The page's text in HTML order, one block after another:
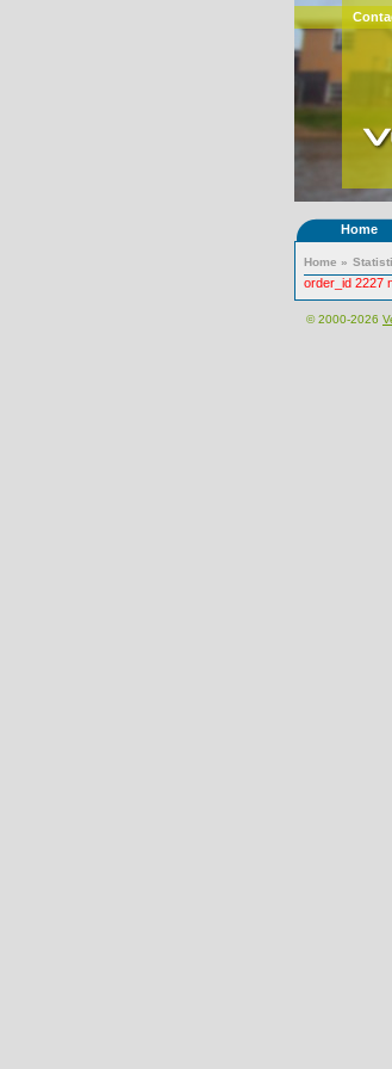
Home
Home »
order_id 2227
© 2000-2026